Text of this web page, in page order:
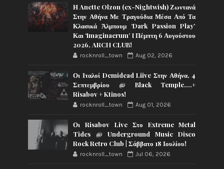
Η Anette Olzon (ex-Nightwish) Ζωντανά
Στην Αθήνα Με Τραγούδια Μέσα Από Τα
Κλασικά Άλμπουμ ‘Dark Passion Play’
Και ‘Imaginaerum’ I Πέμπτη 6 Αυγούστου
2026, ARCH CLUB!
rocknroll_town Aug 02, 2026
Οι Ιταλοί Demidead Liive Στην Αθήνα, 4
Σεπτεμβρίου @ Black Temple….+
Risabov + Ktinos!
rocknroll_town Aug 01, 2026
Οι Risabov Live Στο Extreme Metal
Tides @ Underground Music Disco
Rock Retro Club | Σάββατο 18 Ιουλίου!
rocknroll_town Jul 06, 2026